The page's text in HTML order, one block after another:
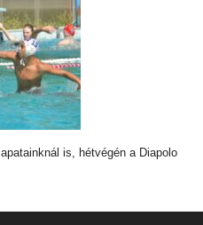
is, hétvégén a Diapolo